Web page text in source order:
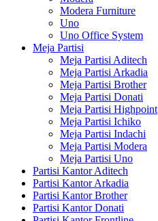
Modera Furniture
Uno
Uno Office System
Meja Partisi
Meja Partisi Aditech
Meja Partisi Arkadia
Meja Partisi Brother
Meja Partisi Donati
Meja Partisi Highpoint
Meja Partisi Ichiko
Meja Partisi Indachi
Meja Partisi Modera
Meja Partisi Uno
Partisi Kantor Aditech
Partisi Kantor Arkadia
Partisi Kantor Brother
Partisi Kantor Donati